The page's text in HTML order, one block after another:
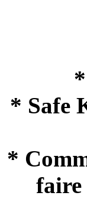
* Safe
*
faire